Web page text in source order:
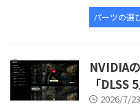
パーツの選
NVIDIA
「DLSS
2026/7/23